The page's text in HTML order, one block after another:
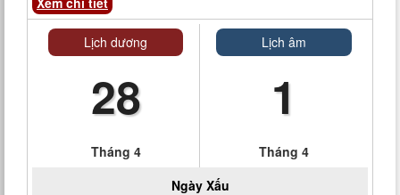
Lịch dương
28
Tháng 4
Lịch âm
1
Tháng 4
Ngày Xấu